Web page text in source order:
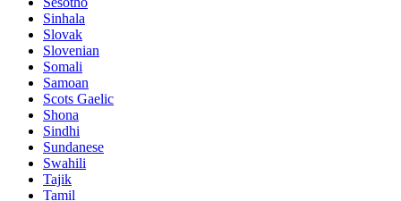
Sinhala
Slovak
Slovenian
Somali
Samoan
Scots Gaelic
Shona
Sindhi
Sundanese
Swahili
Tajik
Tamil